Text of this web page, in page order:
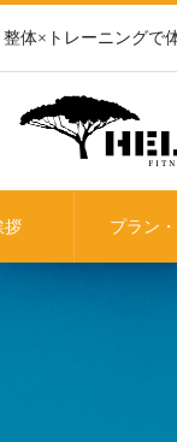
整体×トレーニングで
拶 プラン